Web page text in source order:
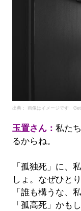
出典： 画像はイメージです
玉置さん： 私た
るからね。
「孤独死」に、
しょ。なぜひと
「誰も構うな、
「孤高死」かも